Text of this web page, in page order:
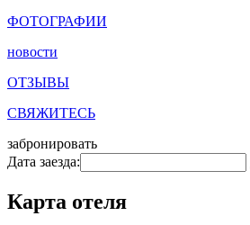
ФОТОГРАФИИ
новости
ОТЗЫВЫ
СВЯЖИТЕСЬ
забронировать
Дата заезда:
Карта отеля